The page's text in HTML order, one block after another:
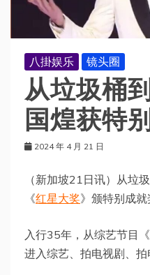
八掛娱乐 镜头圈
从垃圾桶
国煌获特
2024 年 4 月 21 日
（新加坡21日讯）从垃
《红星大奖》颁特别成就
入行35年，从综艺节目
进入综艺、拍电视剧、拍